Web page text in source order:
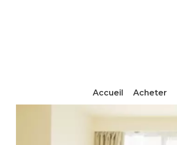
Accueil Acheter